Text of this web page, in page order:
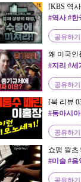
[KBS 역
라!ㅣ
#역사 #한
공유하기
왜 미국인
기 역사,
#지리 #세
공유하기
[북 리뷰
노세키 조
#동아시
공유하기
쇼팽 왈츠
No.1)
#미술 #음
바스키아
공유하기